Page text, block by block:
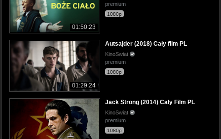
01:50:23
premium
1080p
01:29:24
Autsajder (2018) Cały film PL
KinoSwiat
premium
1080p
Jack Strong (2014) Cały Film PL
KinoSwiat
premium
1080p